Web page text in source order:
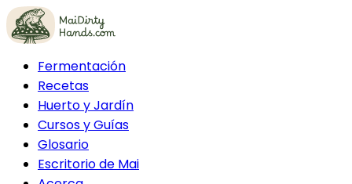
Fermentación
Recetas
Huerto y Jardín
Cursos y Guías
Glosario
Escritorio de Mai